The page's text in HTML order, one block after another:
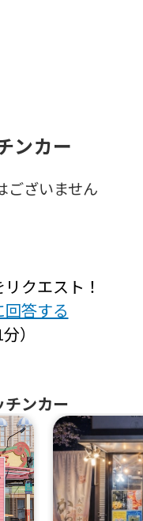
ンカー
ございません
クエスト！
答する
）
ンカー